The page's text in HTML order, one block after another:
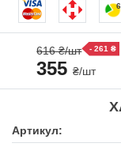
6
616 ₴/шт - 261 ₴
355₴/шт
Артикул: